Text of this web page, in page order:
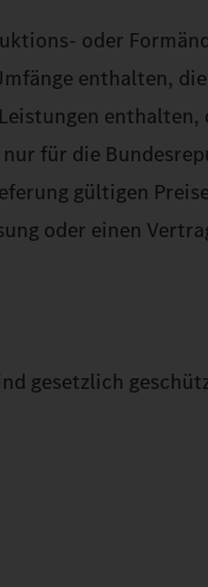
oder
enthalten,
für die
gültigen
oder einen
gesetzlich